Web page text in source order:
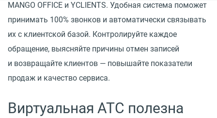
MANGO OFFICE и YCLIENTS. Удобная система поможет
принимать 100% звонков и автоматически связывать
их с клиентской базой. Контролируйте каждое
обращение, выясняйте причины отмен записей
и возвращайте клиентов — повышайте показатели
продаж и качество сервиса.
Виртуальная АТС полезна